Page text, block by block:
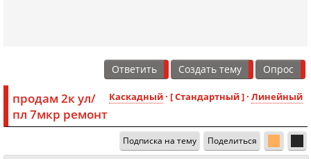
Ответить Создать тему Опрос
Каскадный· [ Стандартный ] · Линейный
продам 2к ул/
пл 7мкр ремонт
Подписка на тему Поделиться